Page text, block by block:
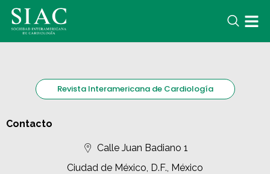
Revista Interamericana de Cardiología
Contacto
Calle Juan Badiano 1
Ciudad de México, D.F., México